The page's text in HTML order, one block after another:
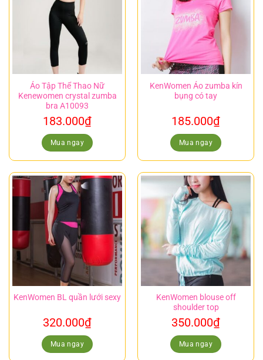
Áo Tập Thể Thao Nữ
Kenewomen crystal zumba
bra A10093
183.000₫
Mua ngay
KenWomen Áo zumba kín
bụng có tay
185.000₫
Mua ngay
KenWomen BL quần lưới sexy
320.000₫
Mua ngay
KenWomen blouse off
shoulder top
350.000₫
Mua ngay